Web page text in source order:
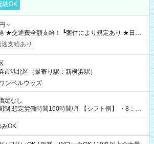
験OK
～
日払
定あり） ┗働いたその日に現金GET♪ お仕事後はコ
日払い分を引き落とせます！ 【試用期間】試
支給あり
市港北区（最寄り駅：新横浜駅）
ンベルウッズ
定なし
労働時間160時間/月 【シフト例】 ・8：00
みOK